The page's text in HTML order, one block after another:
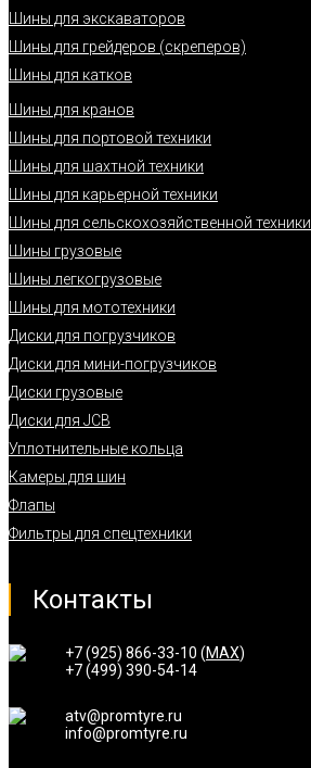
Шины для экскаваторов
Шины для грейдеров (скреперов)
Шины для катков
Шины для кранов
Шины для портовой техники
Шины для шахтной техники
Шины для карьерной техники
Шины для сельскохозяйственной техники
Шины грузовые
Шины легкогрузовые
Шины для мототехники
Диски для погрузчиков
Диски для мини-погрузчиков
Диски грузовые
Диски для JCB
Уплотнительные кольца
Камеры для шин
Флапы
Фильтры для спецтехники
Контакты
+7 (925) 866-33-10 (MAX)
+7 (499) 390-54-14
atv@promtyre.ru
info@promtyre.ru